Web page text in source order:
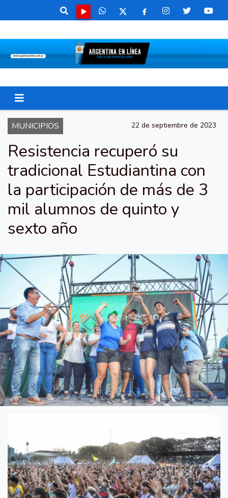
MUNICIPIOS 22 de septiembre de 2023
Resistencia recuperó su
tradicional Estudiantina con
la participación de más de 3
mil alumnos de quinto y
sexto año